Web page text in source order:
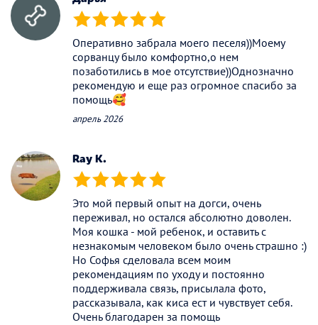
(*) (*) (*) (*) (*)
Оперативно забрала моего песеля))Моему
сорванцу было комфортно,о нем
позаботились в мое отсутствие))Однозначно
рекомендую и еще раз огромное спасибо за
помощь🥰
апрель 2026
Ray K.
(*) (*) (*) (*) (*)
Это мой первый опыт на догси, очень
переживал, но остался абсолютно доволен.
Моя кошка - мой ребенок, и оставить с
незнакомым человеком было очень страшно :)
Но Софья сделовала всем моим
рекомендациям по уходу и постоянно
поддерживала связь, присылала фото,
рассказывала, как киса ест и чувствует себя.
Очень благодарен за помощь